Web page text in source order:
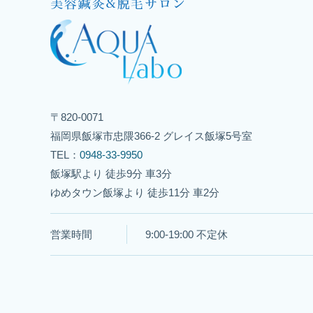
〒820-0071
福岡県飯塚市忠隈366-2 グレイス飯塚5号室
TEL： 0948-33-9950
飯塚駅より 徒歩9分 車3分
ゆめタウン飯塚より 徒歩11分 車2分
営業時間 9:00-19:00 不定休